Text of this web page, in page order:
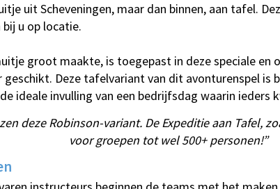
uit Scheveningen, maar dan binnen, aan tafel.
u op locatie.
groot maakte, is toegepast in deze speciale en
Deze tafelvariant van dit avonturenspel is
ideale invulling van een bedrijfsdag waarin
deze Robinson-variant. De Expeditie aan Tafel,
voor groepen tot wel 500+ personen!”